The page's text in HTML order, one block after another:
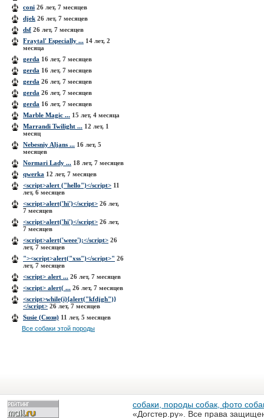
coni 26 лет, 7 месяцев
djek 26 лет, 7 месяцев
dsf 26 лет, 7 месяцев
Fraytal' Especially ... 14 лет, 2
месяца
gerda 16 лет, 7 месяцев
gerda 16 лет, 7 месяцев
gerda 26 лет, 7 месяцев
gerda 26 лет, 7 месяцев
gerda 16 лет, 7 месяцев
Marble Magic ... 15 лет, 4 месяца
Marrandi Twilight ... 12 лет, 1
месяц
Nebesniy Aljans ... 16 лет, 5
месяцев
Normari Lady ... 18 лет, 7 месяцев
qwerka 12 лет, 7 месяцев
<script>alert ("hello")</script> 11
лет, 6 месяцев
<script>alert('hi')</script> 26 лет,
7 месяцев
<script>alert('hi')</script> 26 лет,
7 месяцев
<script>alert('weee');</script> 26
лет, 7 месяцев
"><script>alert("xss")</script>" 26
лет, 7 месяцев
<script> alert ... 26 лет, 7 месяцев
<script> alert( ... 26 лет, 7 месяцев
<script>while(i){alert("kfdjgh")}
</script> 26 лет, 7 месяцев
Susie (Сюзи) 11 лет, 5 месяцев
Все собаки этой породы
собаки, породы собак, фото
«Догстер.ру». Все права